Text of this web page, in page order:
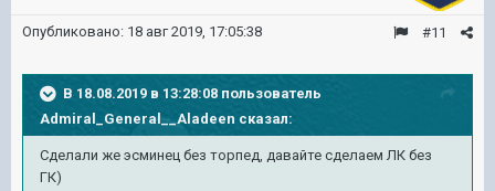
#11
Опубликовано: 18 авг 2019, 17:05:38
В 18.08.2019 в 13:28:08 пользователь
Admiral_General__Aladeen сказал:
Сделали же эсминец без торпед, давайте сделаем ЛК без
ГК)